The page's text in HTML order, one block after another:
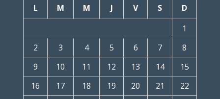
L M M J V S
D
1
2
3 4 5 6 7
8
9
10 11 12 13 14
15
16
17 18 19 20 21
22